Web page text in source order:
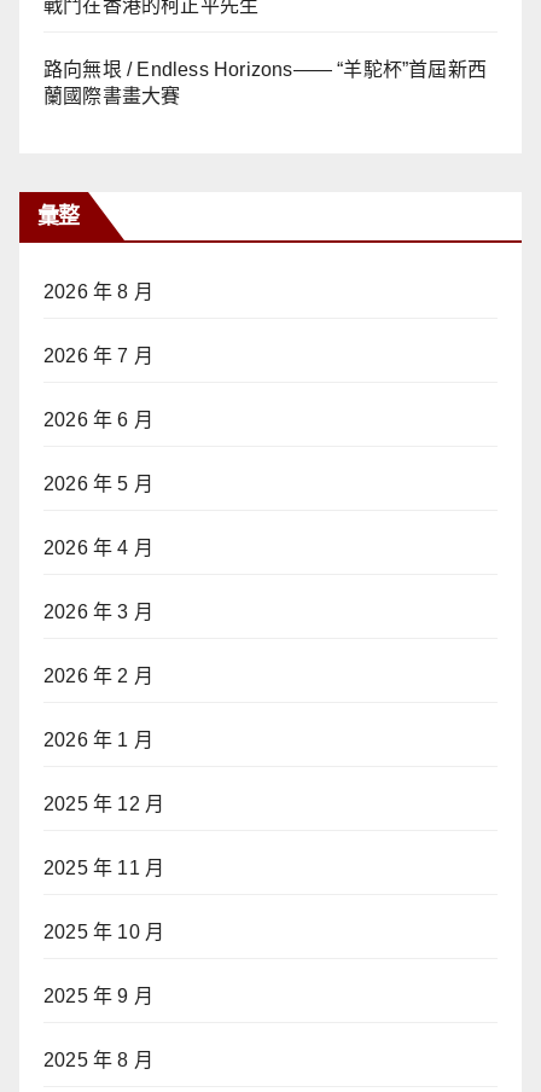
戰鬥在香港的柯正平先生
路向無垠 / Endless Horizons—— “羊駝杯”首屆新西
蘭國際書畫大賽
彙整
2026 年 8 月
2026 年 7 月
2026 年 6 月
2026 年 5 月
2026 年 4 月
2026 年 3 月
2026 年 2 月
2026 年 1 月
2025 年 12 月
2025 年 11 月
2025 年 10 月
2025 年 9 月
2025 年 8 月